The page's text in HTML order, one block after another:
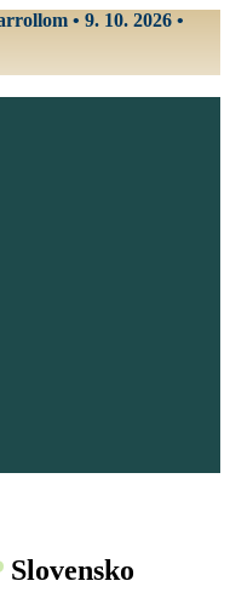
• 9. 10. 2026 •
Slovensko